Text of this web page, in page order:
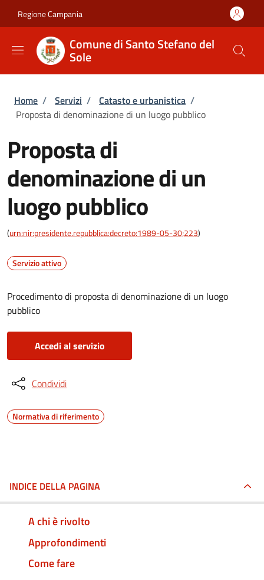
Regione Campania
Comune di Santo Stefano del
Sole
Briciole di pane
Home / Servizi / Catasto e urbanistica /
Proposta di denominazione di un luogo pubblico
Proposta di
denominazione di un
luogo pubblico
(urn:nir:presidente.repubblica:decreto:1989-05-30;223)
Servizio attivo
Procedimento di proposta di denominazione di un luogo
pubblico
Accedi al servizio
Condividi
Normativa di riferimento
INDICE DELLA PAGINA
A chi è rivolto
Approfondimenti
Come fare